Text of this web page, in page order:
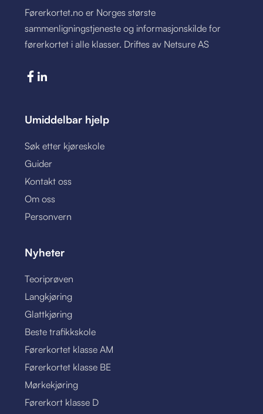
Førerkortet.no er Norges største
sammenligningstjeneste og informasjonskilde for
førerkortet i alle klasser. Driftes av Netsure AS
Umiddelbar hjelp
Søk etter kjøreskole
Guider
Kontakt oss
Om oss
Personvern
Nyheter
Teoriprøven
Langkjøring
Glattkjøring
Beste trafikkskole
Førerkortet klasse AM
Førerkortet klasse BE
Mørkekjøring
Førerkort klasse D